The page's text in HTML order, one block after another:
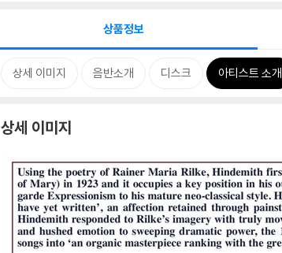
상품정보
상세 이미지 음반소개 디스크 아티스트 소개
상세 이미지